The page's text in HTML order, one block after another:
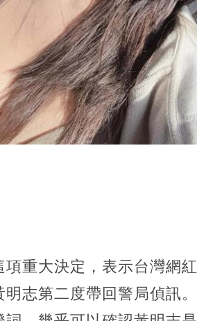
重大決定，表示台灣網紅
志第二度帶回警局偵訊。